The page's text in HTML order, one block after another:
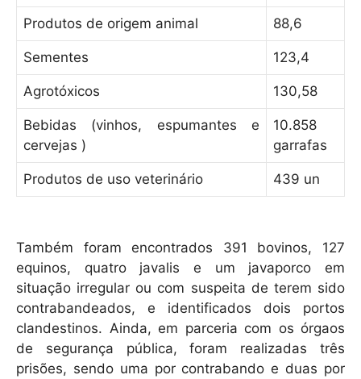
Produtos de origem animal 88,6
Sementes 123,4
Agrotóxicos 130,58
Bebidas (vinhos, espumantes e
cervejas )
10.858
garrafas
Produtos de uso veterinário 439 un
Também foram encontrados 391 bovinos, 127
equinos, quatro javalis e um javaporco em
situação irregular ou com suspeita de terem sido
contrabandeados, e identificados dois portos
clandestinos. Ainda, em parceria com os órgaos
de segurança pública, foram realizadas três
prisões, sendo uma por contrabando e duas por